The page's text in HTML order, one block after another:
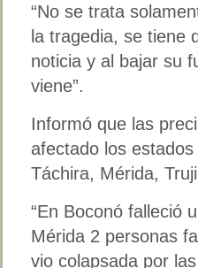
“No se trata
la tragedia, se tiene
noticia y al bajar su
viene”.
Informó que las
afectado los
Táchira, Mérida,
“En Boconó falleció
Mérida 2 personas
vio colapsada por